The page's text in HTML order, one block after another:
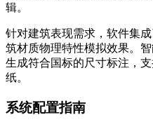
辑。
针对建筑表现需求，软件集
筑材质物理特性模拟效果。
生成符合国标的尺寸标注，
纸。
系统配置指南